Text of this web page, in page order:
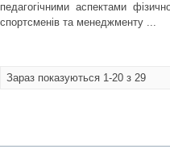
педагогічними аспектами
спортсменів та менеджменту ...
Зараз показуються 1-20 з 29